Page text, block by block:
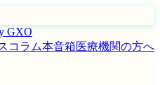
GXO
コラム本音箱医療機関の方へ